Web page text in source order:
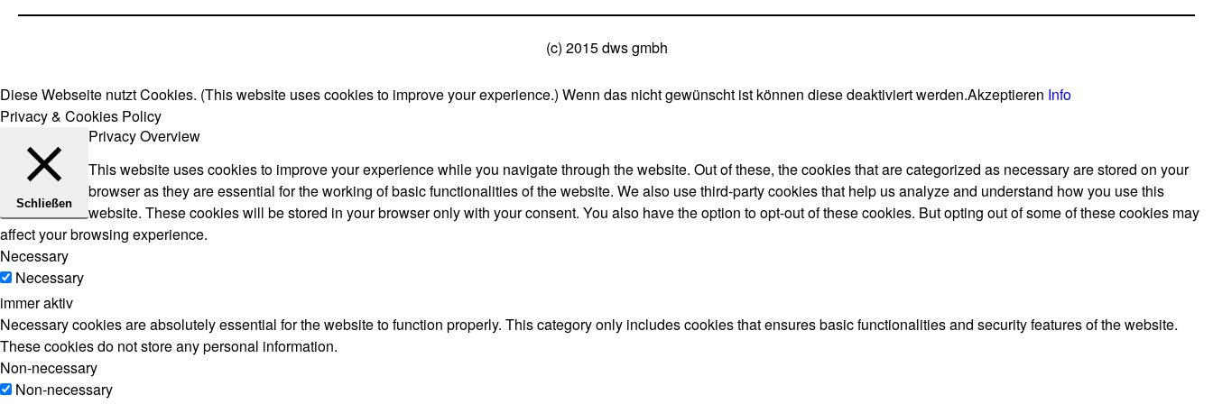
(c) 2015 dws gmbh
Diese Webseite nutzt Cookies. (This website uses cookies to improve your experience.) Wenn das nicht gewünscht ist können diese deaktiviert werden.Akzeptieren Info
Privacy & Cookies Policy
Schließen
Privacy Overview
This website uses cookies to improve your experience while you navigate through the website. Out of these, the cookies that are categorized as necessary are stored on your
browser as they are essential for the working of basic functionalities of the website. We also use third-party cookies that help us analyze and understand how you use this
website. These cookies will be stored in your browser only with your consent. You also have the option to opt-out of these cookies. But opting out of some of these cookies may
affect your browsing experience.
Necessary
Necessary
immer aktiv
Necessary cookies are absolutely essential for the website to function properly. This category only includes cookies that ensures basic functionalities and security features of the website.
These cookies do not store any personal information.
Non-necessary
Non-necessary